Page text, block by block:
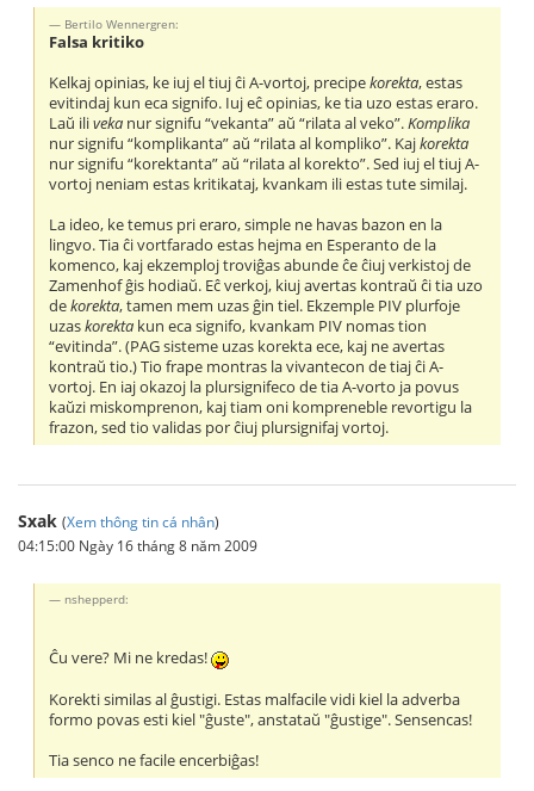
Bertilo Wennergren:
Falsa kritiko
Kelkaj opinias, ke iuj el tiuj ĉi A-vortoj, precipekorekta, estas
evitindaj kun eca signifo. Iuj eĉ opinias, ke tia uzo estas eraro.
Laŭ iliveka nur signifu “vekanta” aŭ “rilata al veko”.Komplika
nur signifu “komplikanta” aŭ “rilata al kompliko”. Kajkorekta
nur signifu “korektanta” aŭ “rilata al korekto”. Sed iuj el tiuj A-
vortoj neniam estas kritikataj, kvankam ili estas tute similaj.
La ideo, ke temus pri eraro, simple ne havas bazon en la
lingvo. Tia ĉi vortfarado estas hejma en Esperanto de la
komenco, kaj ekzemploj troviĝas abunde ĉe ĉiuj verkistoj de
Zamenhof ĝis hodiaŭ. Eĉ verkoj, kiuj avertas kontraŭ ĉi tia uzo
dekorekta, tamen mem uzas ĝin tiel. Ekzemple PIV plurfoje
uzaskorekta kun eca signifo, kvankam PIV nomas tion
“evitinda”. (PAG sisteme uzas korekta ece, kaj ne avertas
kontraŭ tio.) Tio frape montras la vivantecon de tiaj ĉi A-
vortoj. En iaj okazoj la plursignifeco de tia A-vorto ja povus
kaŭzi miskomprenon, kaj tiam oni kompreneble revortigu la
frazon, sed tio validas por ĉiuj plursignifaj vortoj.
Sxak (Xem thông tin cá nhân)
04:15:00 Ngày 16 tháng 8 năm 2009
nshepperd:
Ĉu vere? Mi ne kredas!
Korekti similas al ĝustigi. Estas malfacile vidi kiel la adverba
formo povas esti kiel "ĝuste", anstataŭ "ĝustige". Sensencas!
Tia senco ne facile encerbiĝas!